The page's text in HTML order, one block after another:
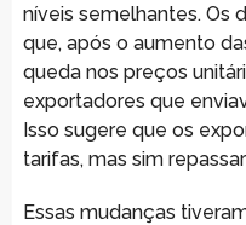
níveis semelhantes. Os
que, após o aumento
queda nos preços
exportadores que
Isso sugere que os
tarifas, mas sim
Essas mudanças